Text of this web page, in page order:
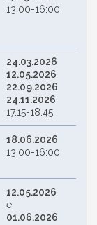
13:00-16:00
24.03.2026
12.05.2026
22.09.2026
24.11.2026
17.15-18.45
18.06.2026
13:00-16:00
12.05.2026
e
01.06.2026